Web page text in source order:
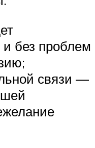
без проблем
связи —